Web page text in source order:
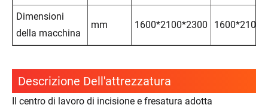
Dimensioni
della macchina
mm 1600*2100*2300
Descrizione Dell'attrezzatura
Il centro di lavoro di incisione e fresatura adotta